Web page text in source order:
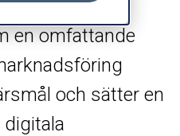
en omfattande
och sätter en